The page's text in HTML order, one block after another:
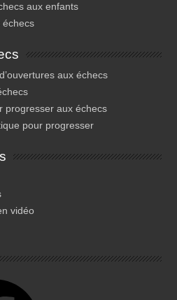
aux enfants
échecs
aux échecs
progresser aux échecs
pour progresser
vidéo